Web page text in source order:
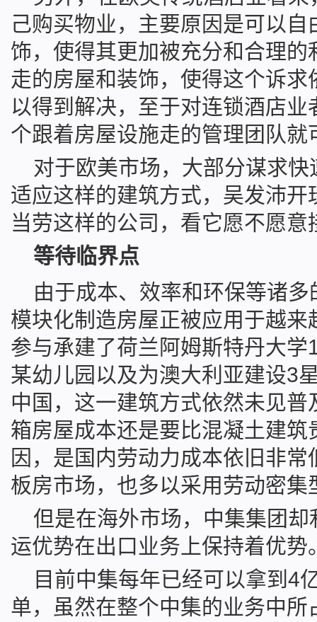
己购买物业，主要原因是可以
饰，使得其更加被充分和合理
走的房屋和装饰，使得这个诉
以得到解决，至于对连锁酒店
个跟着房屋设施走的管理团队就
对于欧美市场，大部分谋求
适应这样的建筑方式，吴发沛开
当劳这样的公司，看它愿不愿意
等待临界点
由于成本、效率和环保等诸
模块化制造房屋正被应用于越
参与承建了荷兰阿姆斯特丹大
某幼儿园以及为澳大利亚建设3
中国，这一建筑方式依然未见
箱房屋成本还是要比混凝土建
因，是国内劳动力成本依旧非
板房市场，也多以采用劳动密集
但是在海外市场，中集集团
运优势在出口业务上保持着优势
目前中集每年已经可以拿到4
单，虽然在整个中集的业务中所